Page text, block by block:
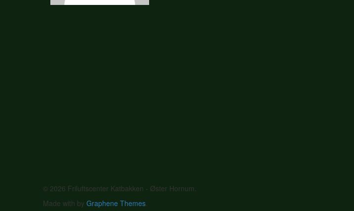
© 2026 Friluftscenter Katbakken - Øster Hornum.
Made with by Graphene Themes.